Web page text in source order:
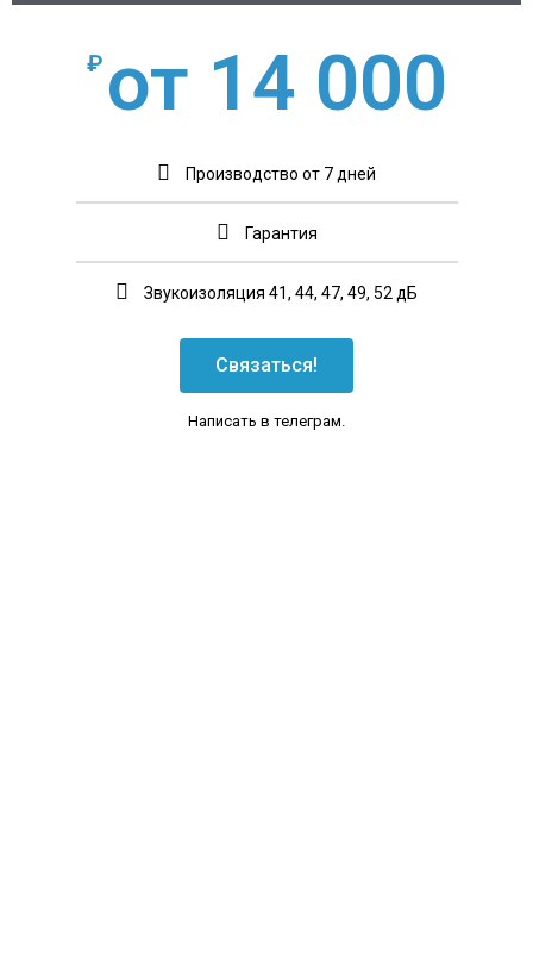
₽ от 14 000
Производство от 7 дней
Гарантия
Звукоизоляция 41, 44, 47, 49, 52 дБ
Связаться!
Написать в телеграм.